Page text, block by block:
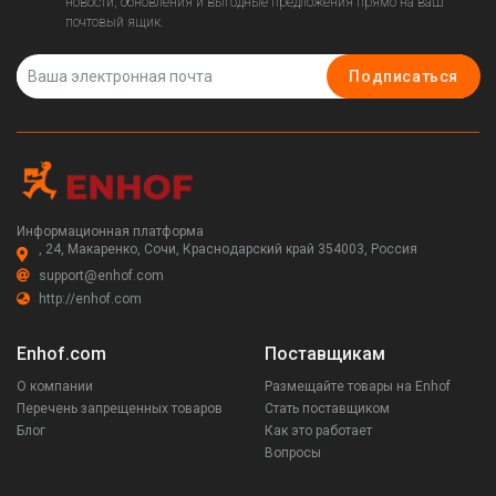
почтовый ящик.
Подписаться
Информационная платформа
, 24, Макаренко, Сочи, Краснодарский край 354003, Россия
support@enhof.com
http://enhof.com
Enhof.com
О компании
Перечень запрещенных товаров
Блог
Поставщикам
Размещайте товары на Enhof
Стать поставщиком
Как это работает
Вопросы